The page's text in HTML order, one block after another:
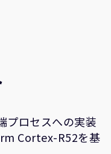
プロセスへの実装
Cortex-R52を基